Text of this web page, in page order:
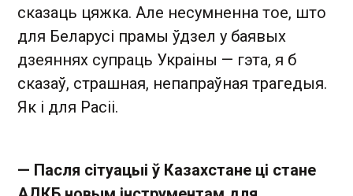
сказаць цяжка. Але несумненна тое, што
для Беларусі прамы ўдзел у баявых
дзеяннях супраць Украіны — гэта, я б
сказаў, страшная, непапраўная трагедыя.
Як і для Расіі.
— Пасля сітуацыі ў Казахстане ці стане